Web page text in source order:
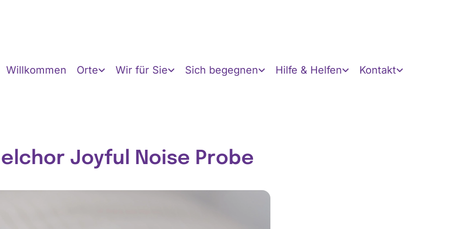
Willkommen Orte Wir für Sie Sich begegnen Hilfe & Helfen Kontakt
Joyful Noise Probe